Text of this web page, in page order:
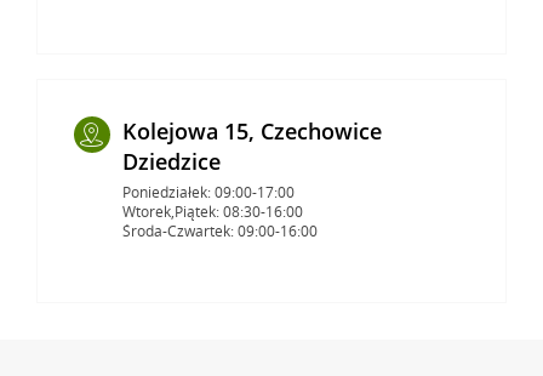
Kolejowa 15, Czechowice
Dziedzice
Poniedziałek: 09:00-17:00
Wtorek,Piątek: 08:30-16:00
Środa-Czwartek: 09:00-16:00